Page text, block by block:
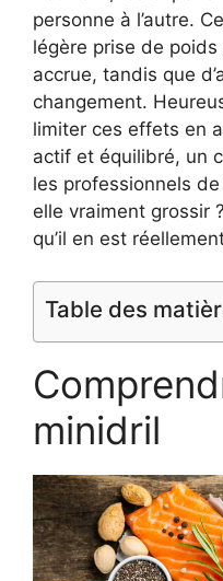
personne à l’autre.
légère prise de
accrue, tandis que
changement.
limiter ces effets en
actif et équilibré, un
les professionnels
elle vraiment grossir
qu’il en est
Table des
minidril